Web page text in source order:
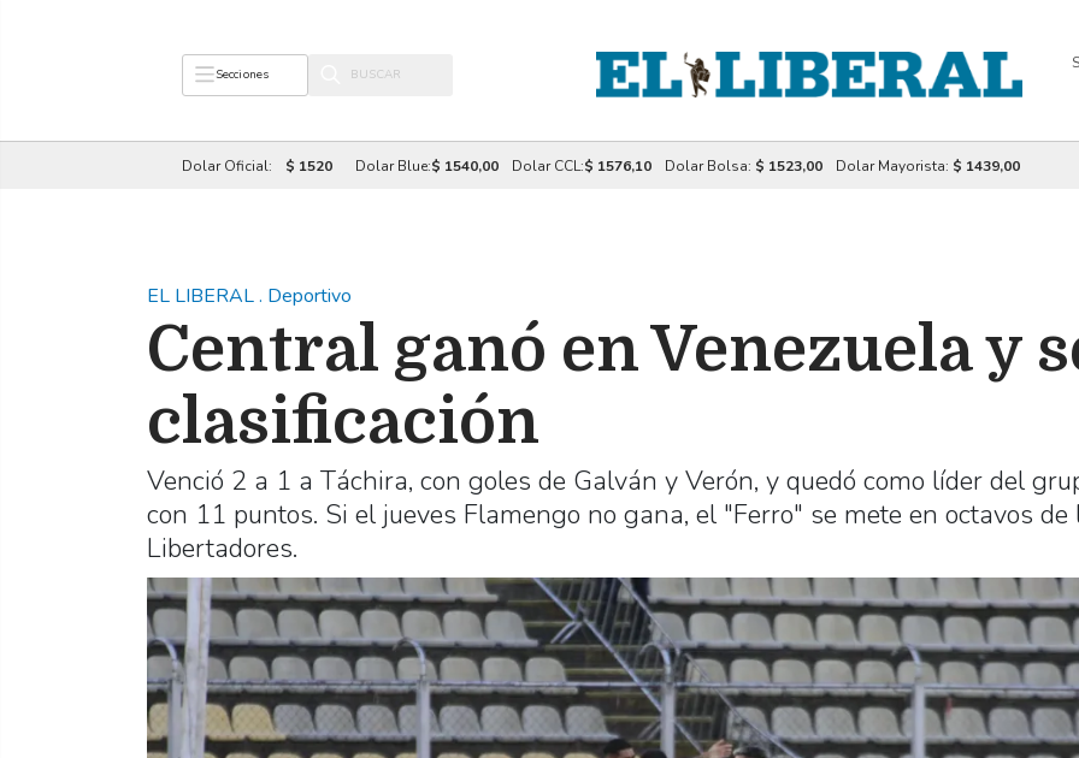
Secciones
Dolar Oficial: $ 1520 Dolar Blue:$ 1540,00 Dolar CCL:$ 1576,10 Dolar Bolsa: $ 1523,00 Dolar Mayorista: $ 1439,00
EL LIBERAL. Deportivo
Central ganó en Venezuela y
clasificación
Venció 2 a 1 a Táchira, con goles de Galván y Verón, y quedó como líder del
con 11 puntos. Si el jueves Flamengo no gana, el "Ferro" se mete en octavos de
Libertadores.